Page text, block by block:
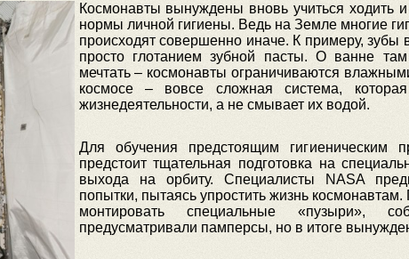
Космонавты вынуждены вновь учиться ходить и
нормы личной гигиены. Ведь на Земле многие
происходят совершенно иначе. К примеру, зубы
просто глотанием зубной пасты. О ванне
мечтать – космонавты ограничиваются
космосе – вовсе сложная система,
жизнедеятельности, а не смывает их водой.
Для обучения предстоящим гигиеническим
предстоит тщательная подготовка на
выхода на орбиту. Специалисты NASA
попытки, пытаясь упростить жизнь
монтировать специальные «пузыри»,
предусматривали памперсы, но в итоге